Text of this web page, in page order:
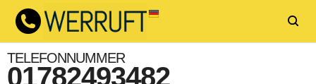
TELEFONNUMMER
01782493482